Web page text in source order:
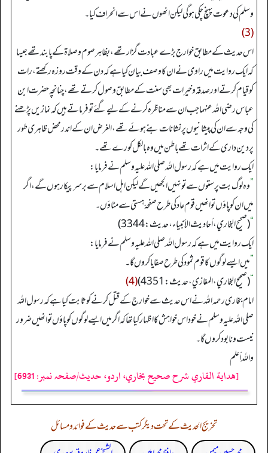
وسلم کی دعوت پہنچ چکی ہوگی لیکن انھوں نے اس سے انحراف کیا۔
(3)
اس حدیث کے مطابق خوارج بڑے عبادت گزار تھے، بظاہر صوم وصلاۃ کے پابند تھے جیسا
کہ ایک روایت میں راوی نے ان کا وصف بیان کیا ہے کہ دن کے وقت روزہ رکھتے، رات
کو قیام کرتے اور صدقہ وخیرات بھی سنت کے مطابق وصول کرتے تھے، چنانچہ حضرت ابن
عباس رضی اللہ عنہما جب ان سے مناظرہ کرنے کے لیے گئے تو فرماتے ہیں کہ نمازیں پڑھنے
کی وجہ سے ان کی پیشانیوں پر نشانات بنے ہوئے تھے، الغرض ان کے اندر محض ظاہری طور
پر دین داری کے اثرات تھے باطن میں وہ بالکل کورے تھے۔
ایک روایت میں ہے کہ رسول اللہ صلی اللہ علیہ وسلم نے فرمایا:
”وہ لوگ بت پرستوں سے تو نہیں الجھیں گے لیکن اہل اسلام سے برسرپیکار ہوں گے، اگر
میں ان کو پاؤں تو انھیں قوم عاد کی طرح صفحۂ ہستی سے مٹاؤں۔
“(صحیح البخاري، أحادیث الأنبیاء، حدیث: 3344)
ایک روایت میں ہے کہ رسول اللہ صلی اللہ علیہ وسلم نے فرمایا:
”میں ایسے لوگوں کا قوم ثمود کی طرح صفایا کروں گا۔
“(صحیح البخاري، المغازي، حدیث: 4351)
(4)
امام بخاری رحمہ اللہ نے اس حدیث سے خوارج کے قتل کرنے کو ثابت کیا ہے کہ رسول اللہ
صلی اللہ علیہ وسلم نے خود اس خواہش کا اظہار کیا تھا کہ اگر میں ایسے لوگوں کو پاؤں تو انھیں ضرور
نیست ونابود کروں گا۔
واللہ أعلم
[هداية القاري شرح صحيح بخاري، اردو، حدیث/صفحہ نمبر: 6931]
تخریج الحدیث کے تحت دیگر کتب سے حدیث کے فوائد و مسائل